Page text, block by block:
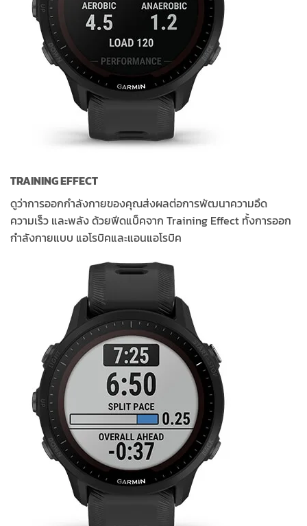
TRAINING EFFECT
ดูว่าการออกกำลังกายของคุณส่งผลต่อการพัฒนาความอึด
ความเร็ว และพลัง ด้วยฟีดแบ็คจาก Training Effect ทั้งการออก
กำลังกายแบบ แอโรบิคและแอนแอโรบิค